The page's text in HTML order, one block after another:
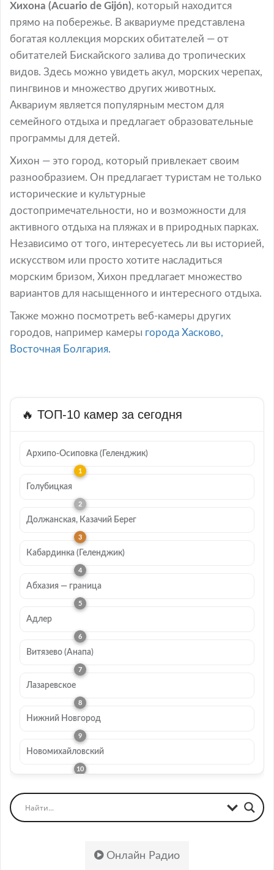
Хихона (Acuario de Gijón), который находится
прямо на побережье. В аквариуме представлена
богатая коллекция морских обитателей — от
обитателей Бискайского залива до тропических
видов. Здесь можно увидеть акул, морских черепах,
пингвинов и множество других животных.
Аквариум является популярным местом для
семейного отдыха и предлагает образовательные
программы для детей.
Хихон — это город, который привлекает своим
разнообразием. Он предлагает туристам не только
исторические и культурные
достопримечательности, но и возможности для
активного отдыха на пляжах и в природных парках.
Независимо от того, интересуетесь ли вы историей,
искусством или просто хотите насладиться
морским бризом, Хихон предлагает множество
вариантов для насыщенного и интересного отдыха.
Также можно посмотреть веб-камеры других
городов, например камеры города Хасково,
Восточная Болгария.
🔥 ТОП-10 камер за сегодня
Архипо-Осиповка (Геленджик)
Голубицкая
Должанская, Казачий Берег
Кабардинка (Геленджик)
Абхазия — граница
Адлер
Витязево (Анапа)
Лазаревское
Нижний Новгород
Новомихайловский
Онлайн Радио